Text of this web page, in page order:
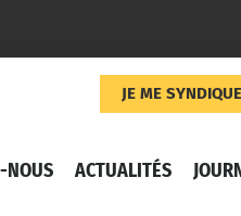
JE ME SYNDIQUE
NOUS ACTUALITÉS